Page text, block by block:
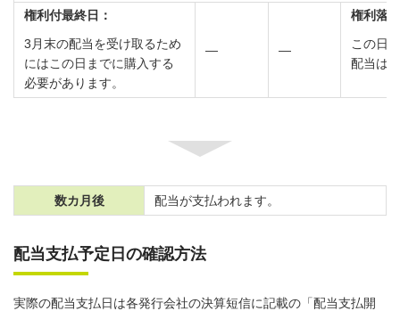
権利付最終日：
3月末の配当を受け取るため
にはこの日までに購入する
必要があります。
― ―
権利落
この日
配当は
数カ月後 配当が支払われます。
配当支払予定日の確認方法
実際の配当支払日は各発行会社の決算短信に記載の「配当支払開